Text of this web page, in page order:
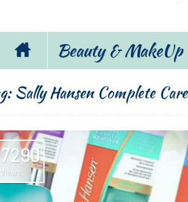
Beauty & MakeUp
Sally Hansen Complete Care
7290
Views